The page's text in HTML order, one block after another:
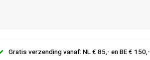
Gratis verzending vanaf: NL € 85,- en BE € 150,-